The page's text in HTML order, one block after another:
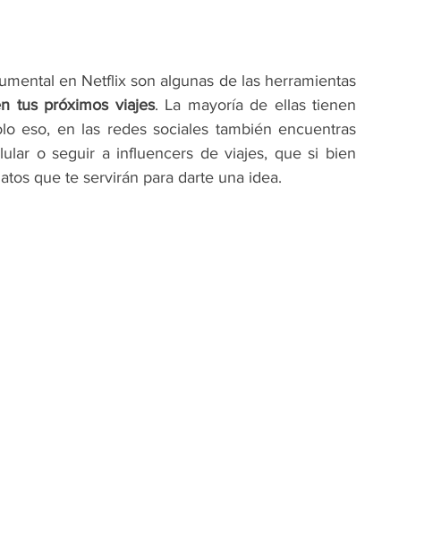
en Netflix son algunas de las herramientas
tus próximos viajes. La mayoría de ellas tienen
eso, en las redes sociales también encuentras
o seguir a influencers de viajes, que si bien
que te servirán para darte una idea.